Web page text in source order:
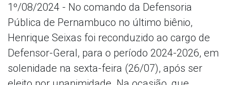
1º/08/2024 - No comando da Defensoria
Pública de Pernambuco no último biênio,
Henrique Seixas foi reconduzido ao cargo de
Defensor-Geral, para o período 2024-2026, em
solenidade na sexta-feira (26/07), após ser